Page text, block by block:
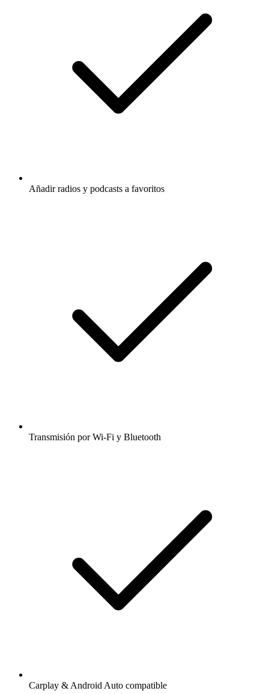
Añadir radios y podcasts a favoritos
Transmisión por Wi-Fi y Bluetooth
Carplay & Android Auto compatible